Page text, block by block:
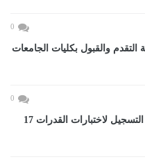
0
2026.. طريقة التقدم والقبول بكليات الجامعات
0
تنسيق الجامعات 2026.. إتاحة التسجيل لاختبارات القدرات 17